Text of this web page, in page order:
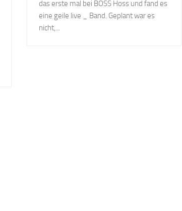
das erste mal bei BOSS Hoss und fand es
eine geile live _ Band. Geplant war es
nicht,...